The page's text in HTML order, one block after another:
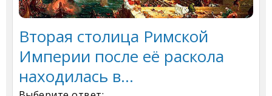
Вторая столица Римской
Империи после её раскола
находилась в...